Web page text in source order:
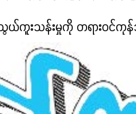
ယ်ကူးသန်းမှုကို တရားဝင်ကု